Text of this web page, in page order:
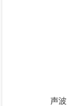
声波